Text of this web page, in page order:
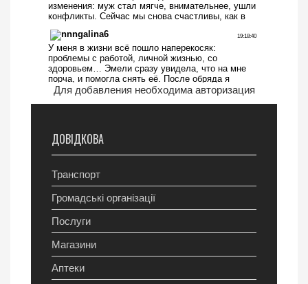
Для добавления необходима авторизация
ДОВІДКОВА
Транспорт
Громадські організації
Послуги
Магазини
Аптеки